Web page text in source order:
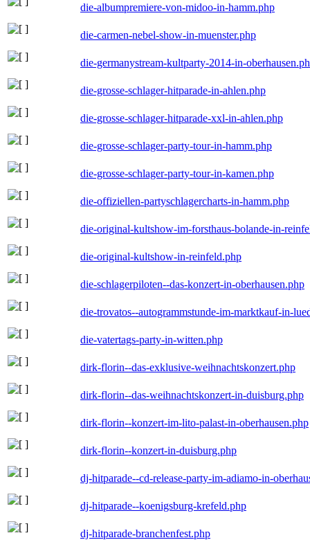
die-albumpremiere-von-midoo-in-hamm.php
die-carmen-nebel-show-in-muenster.php
die-germanystream-kultparty-2014-in-
die-grosse-schlager-hitparade-in-ahlen.php
die-grosse-schlager-hitparade-xxl-in-ahlen.php
die-grosse-schlager-party-tour-in-hamm.php
die-grosse-schlager-party-tour-in-kamen.php
die-offiziellen-partyschlagercharts-in-hamm.php
die-original-kultshow-im-forsthaus-bolande-in-
die-original-kultshow-in-reinfeld.php
die-schlagerpiloten--das-konzert-in-oberhausen.php
die-trovatos--autogrammstunde-im-marktkauf-in-
die-vatertags-party-in-witten.php
dirk-florin--das-exklusive-weihnachtskonzert.php
dirk-florin--das-weihnachtskonzert-in-duisburg.php
dirk-florin--konzert-im-lito-palast-in-oberhausen.php
dirk-florin--konzert-in-duisburg.php
dj-hitparade--cd-release-party-im-adiamo-in-
dj-hitparade--koenigsburg-krefeld.php
dj-hitparade-branchenfest.php